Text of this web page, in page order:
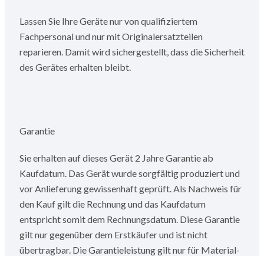
Lassen Sie Ihre Geräte nur von qualifiziertem
Fachpersonal und nur mit Originalersatzteilen
reparieren. Damit wird sichergestellt, dass die Sicherheit
des Gerätes erhalten bleibt.
Garantie
Sie erhalten auf dieses Gerät 2 Jahre Garantie ab
Kaufdatum. Das Gerät wurde sorgfältig produziert und
vor Anlieferung gewissenhaft geprüft. Als Nachweis für
den Kauf gilt die Rechnung und das Kaufdatum
entspricht somit dem Rechnungsdatum. Diese Garantie
gilt nur gegenüber dem Erstkäufer und ist nicht
übertragbar. Die Garantieleistung gilt nur für Material-